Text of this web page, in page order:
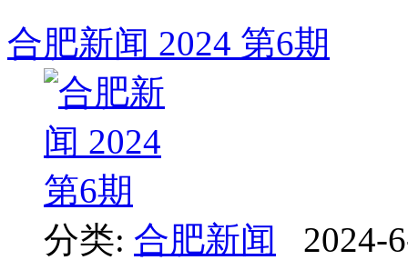
合肥新闻 2024 第6期
分类: 合肥新闻
2024-